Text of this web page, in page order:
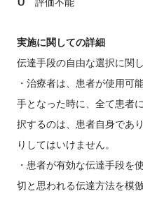
評価不能
実施に関しての詳細
伝達手段の自由な選択に関
・治療者は、患者が使用可
手となった時に、全て患者
択するのは、患者自身であ
りしてはいけません。
・患者が有効な伝達手段を
切と思われる伝達方法を模